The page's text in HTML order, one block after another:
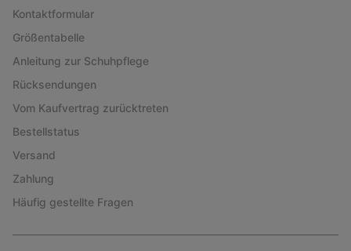
Kontaktformular
Größentabelle
Anleitung zur Schuhpflege
Rücksendungen
Vom Kaufvertrag zurücktreten
Bestellstatus
Versand
Zahlung
Häufig gestellte Fragen